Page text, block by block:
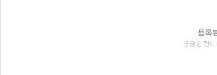
등록
궁금한 점